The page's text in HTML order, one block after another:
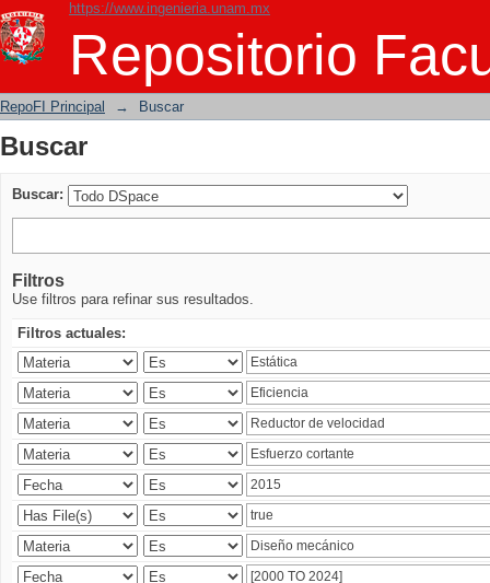
https://www.ingenieria.unam.mx
Repositorio
Buscar
RepoFI Principal → Buscar
Buscar
Buscar:
Filtros
Use filtros para refinar sus resultados.
Filtros actuales: